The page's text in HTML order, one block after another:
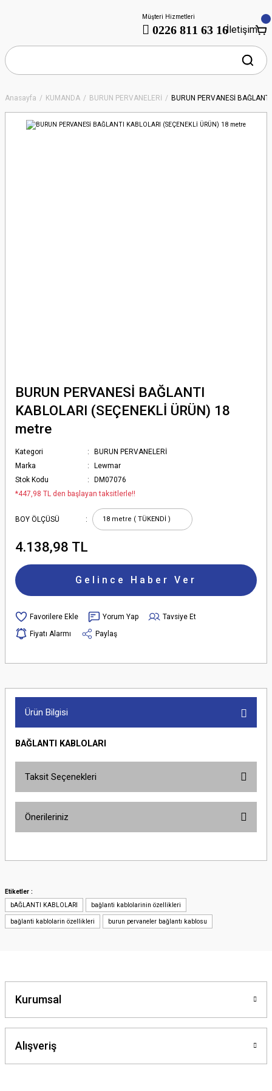
Müşteri Hizmetleri
0226 811 63 16İletişim
Anasayfa KUMANDA BURUN PERVANELERİ BURUN PERVANESİ
BURUN PERVANESİ BAĞLANTI
KABLOLARI (SEÇENEKLİ ÜRÜN) 18
metre
Kategori
BURUN PERVANELERİ
Marka
Lewmar
Stok Kodu
DM07076
*447,98 TL den başlayan taksitlerle!!
BOY ÖLÇÜSÜ
4.138,98 TL
Gelince Haber Ver
Yorum Yap
Tavsiye Et
Fiyatı Alarmı
Paylaş
Ürün Bilgisi
BAĞLANTI KABLOLARI
Taksit Seçenekleri
Önerileriniz
yetersiz gördüğünüz noktaları öneri formunu kullanarak tarafımıza
Ürün resmi kalitesiz, bozuk veya görüntülenemiyor.
Ürün açıklamasında eksik bilgiler bulunuyor.
Bu ürüne benzer farklı alternatifler olmalı.
Etiketler :
bAĞLANTI KABLOLARI
bağlanti kablolarinin özellikleri
bağlanti kablolarin özellikleri burun pervaneler bağlantı kablosu
Kurumsal
Alışveriş